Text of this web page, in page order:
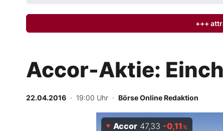
Finanz-Check
Abo & Shop
BO-Musterdepots
+++
Accor-Aktie:
22.04.2016 · 19:00 Uhr · Börse Online Redaktion
Accor 47,33 -0,11%